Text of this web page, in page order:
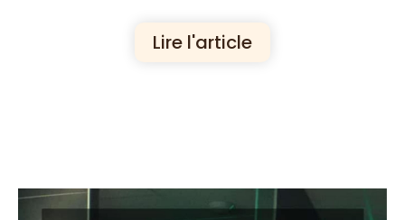
Lire l'article